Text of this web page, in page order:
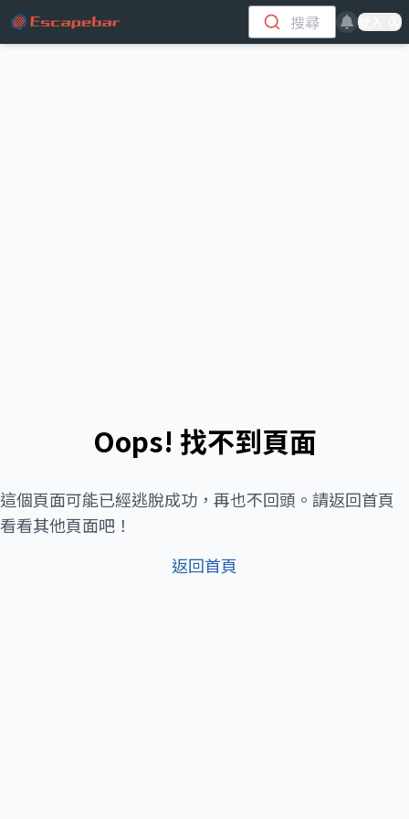
跳至主要內容
搜尋 登入
Oops! 找不到頁面
這個頁面可能已經逃脫成功，再也不回頭。請返回首頁
看看其他頁面吧！
返回首頁